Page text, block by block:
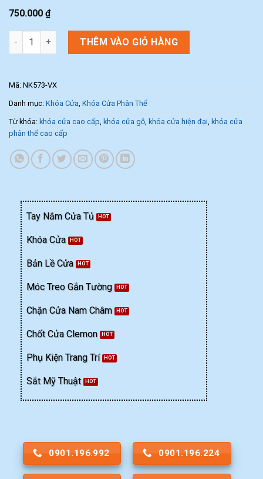
750.000 ₫
Khóa cửa phân thể cao cấp NK573-VX (Màu Vàng Xước) số
THÊM VÀO GIỎ HÀNG
Mã: NK573-VX
Danh mục: Khóa Cửa Khóa Cửa Phân Thể
Từ khóa: khóa cửa cao cấp khóa cửa gỗ khóa cửa hiện đại khóa cửa
phân thể cao cấp
Tay Nắm Cửa Tủ
Khóa Cửa
Bản Lề Cửa
Móc Treo Gắn Tường
Chặn Cửa Nam Châm
Chốt Cửa Clemon
Phụ Kiện Trang Trí
Sắt Mỹ Thuật
0901.196.992 0901.196.224